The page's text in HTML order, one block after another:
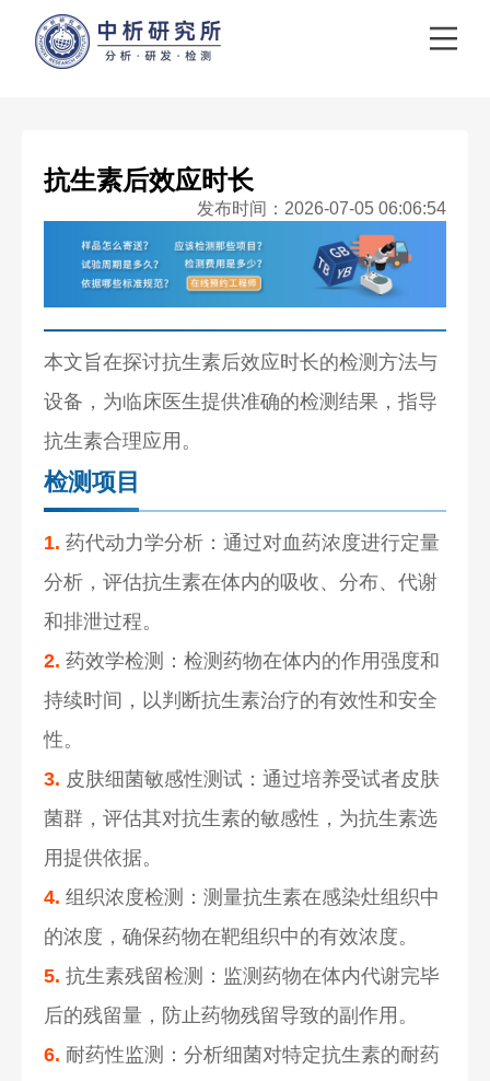
抗生素后效应时长
发布时间：2026-07-05 06:06:54
本文旨在探讨抗生素后效应时长的检测方法与
设备，为临床医生提供准确的检测结果，指导
抗生素合理应用。
检测项目
1. 药代动力学分析：通过对血药浓度进行定量
分析，评估抗生素在体内的吸收、分布、代谢
和排泄过程。
2. 药效学检测：检测药物在体内的作用强度和
持续时间，以判断抗生素治疗的有效性和安全
性。
3. 皮肤细菌敏感性测试：通过培养受试者皮肤
菌群，评估其对抗生素的敏感性，为抗生素选
用提供依据。
4. 组织浓度检测：测量抗生素在感染灶组织中
的浓度，确保药物在靶组织中的有效浓度。
5. 抗生素残留检测：监测药物在体内代谢完毕
后的残留量，防止药物残留导致的副作用。
6. 耐药性监测：分析细菌对特定抗生素的耐药